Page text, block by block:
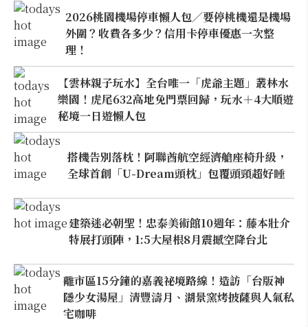
2026桃園機場停車懶人包／要停桃機還是機場
外圍？收費各多少？信用卡停車優惠一次整
理！
【雲林親子玩水】全台唯一「虎爺主題」叢林水
樂園！虎尾632高地免門票回歸，玩水＋4大順遊
秘境一日遊懶人包
搭機告別落枕！阿聯酋航空經濟艙座椅升級，
全球首創「U-Dream頭枕」包覆頭頸超好睡
建築迷必朝聖！忠泰美術館10週年：藤本壯介
特展打頭陣，1:5大屋根8月震撼空降台北
離市區15分鐘的嘉義祕境路線！造訪「台版神
隱少女湯屋」清豐濤月、湖景窯烤披薩與人氣私
宅咖啡